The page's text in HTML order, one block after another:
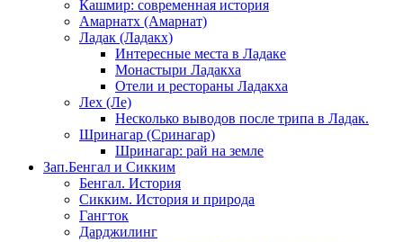
Кашмир: современная история
Амарнатх (Амарнат)
Ладак (Ладакх)
Интересные места в Ладаке
Монастыри Ладакха
Отели и рестораны Ладакха
Лех (Ле)
Несколько выводов после трипа в Ладак.
Шринагар (Сринагар)
Шринагар: рай на земле
Зап.Бенгал и Сикким
Бенгал. История
Сикким. История и природа
Гангток
Дарджилинг